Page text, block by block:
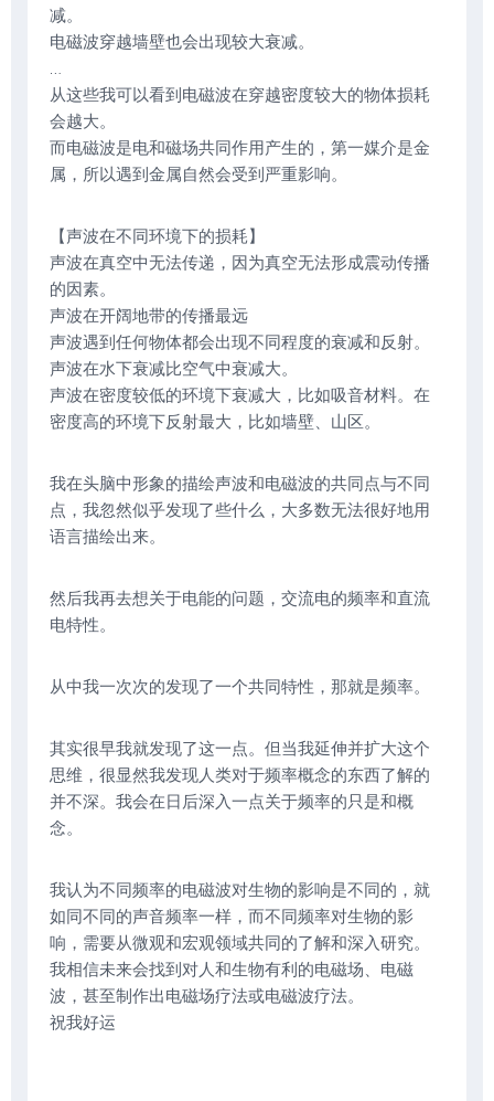
减。
电磁波穿越墙壁也会出现较大衰减。
…
从这些我可以看到电磁波在穿越密度较大的物体损耗
会越大。
而电磁波是电和磁场共同作用产生的，第一媒介是金
属，所以遇到金属自然会受到严重影响。
【声波在不同环境下的损耗】
声波在真空中无法传递，因为真空无法形成震动传播
的因素。
声波在开阔地带的传播最远
声波遇到任何物体都会出现不同程度的衰减和反射。
声波在水下衰减比空气中衰减大。
声波在密度较低的环境下衰减大，比如吸音材料。在
密度高的环境下反射最大，比如墙壁、山区。
我在头脑中形象的描绘声波和电磁波的共同点与不同
点，我忽然似乎发现了些什么，大多数无法很好地用
语言描绘出来。
然后我再去想关于电能的问题，交流电的频率和直流
电特性。
从中我一次次的发现了一个共同特性，那就是频率。
其实很早我就发现了这一点。但当我延伸并扩大这个
思维，很显然我发现人类对于频率概念的东西了解的
并不深。我会在日后深入一点关于频率的只是和概
念。
我认为不同频率的电磁波对生物的影响是不同的，就
如同不同的声音频率一样，而不同频率对生物的影
响，需要从微观和宏观领域共同的了解和深入研究。
我相信未来会找到对人和生物有利的电磁场、电磁
波，甚至制作出电磁场疗法或电磁波疗法。
祝我好运